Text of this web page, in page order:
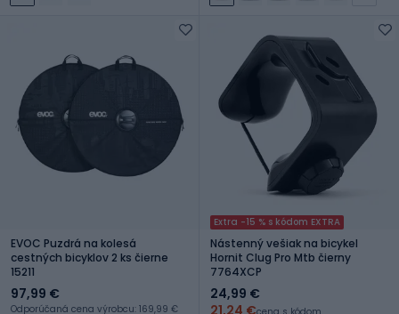
EVOC Puzdrá na kolesá
cestných bicyklov 2 ks čierne
15211
97,99 €
Odporúčaná cena výrobcu: 169,99 €
Extra -15 % s kódom EXTRA
Nástenný vešiak na bicykel
Hornit Clug Pro Mtb čierny
7764XCP
24,99 €
21,24 €